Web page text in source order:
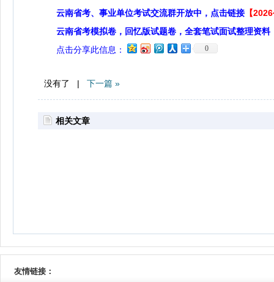
云南省考、事业单位考试交流群开放中，点击链接 【
云南省考模拟卷，回忆版试题卷，全套笔试面试整理资料
点击分享此信息：
0
没有了 | 下一篇 »
相关文章
友情链接：